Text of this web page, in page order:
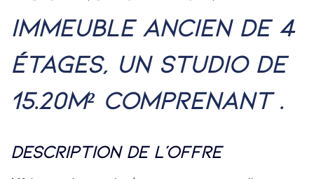
immeuble ancien de 4
étages, un studio de
15.20m² comprenant .
description de l'offre